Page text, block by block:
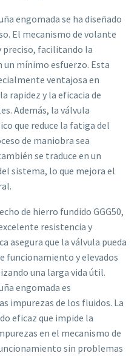
engomada se ha diseñado
El mecanismo de volante
facilitando la
un mínimo esfuerzo. Esta
ventajosa en
rapidez y la eficacia de
Además, la válvula
que reduce la fatiga del
de maniobra sea
se traduce en un
sistema, lo que mejora el
de hierro fundido GGG50,
resistencia y
asegura que la válvula pueda
funcionamiento y elevados
una larga vida útil.
engomada es
impurezas de los fluidos. La
eficaz que impide la
en el mecanismo de
sin problemas